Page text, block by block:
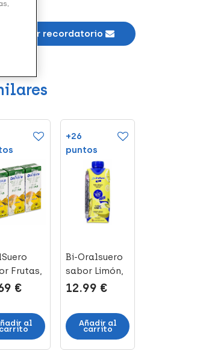
Añadir recordatorio
Frutas,
ml
€
al
carrito
+26
puntos
Bi-Oralsuero
sabor Limón,
2 x 300 ml
12.99 €
Añadir al
carrito